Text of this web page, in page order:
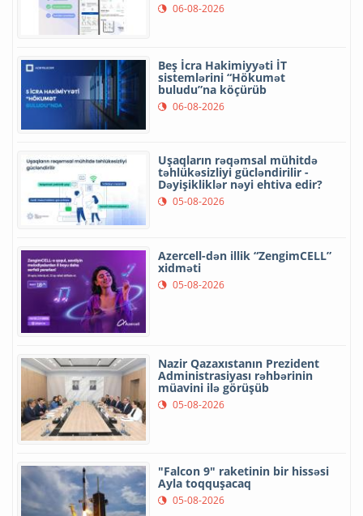
06-08-2026
Beş İcra Hakimiyyəti İT
sistemlərini “Hökumət
buludu”na köçürüb
06-08-2026
Uşaqların rəqəmsal mühitdə
təhlükəsizliyi gücləndirilir -
Dəyişikliklər nəyi ehtiva edir?
05-08-2026
Azercell-dən illik “ZengimCELL”
xidməti
05-08-2026
Nazir Qazaxıstanın Prezident
Administrasiyası rəhbərinin
müavini ilə görüşüb
05-08-2026
"Falcon 9" raketinin bir hissəsi
Ayla toqquşacaq
05-08-2026